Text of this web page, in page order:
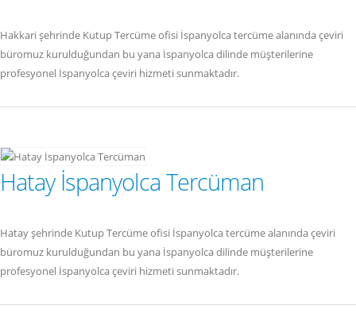
Hakkari şehrinde Kutup Tercüme ofisi İspanyolca tercüme alanında çeviri
büromuz kurulduğundan bu yana İspanyolca dilinde müşterilerine
profesyonel İspanyolca çeviri hizmeti sunmaktadır.
Hatay İspanyolca Tercüman
Hatay şehrinde Kutup Tercüme ofisi İspanyolca tercüme alanında çeviri
büromuz kurulduğundan bu yana İspanyolca dilinde müşterilerine
profesyonel İspanyolca çeviri hizmeti sunmaktadır.